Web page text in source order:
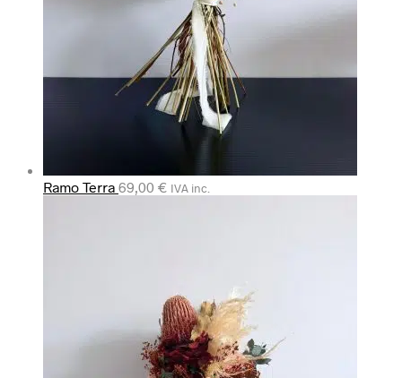
Ramo Terra 69,00 € IVA inc.